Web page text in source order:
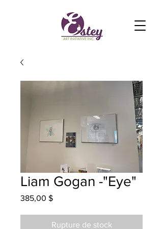
Liam Gogan -"Eye"
385,00 $Prix
Rupture de stock